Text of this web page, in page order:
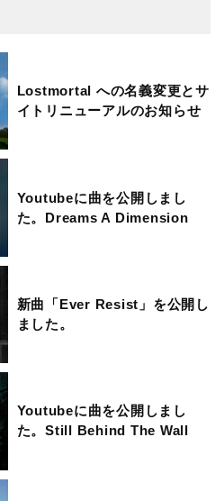
Lostmortal への名義変更とサ
イトリニューアルのお知らせ
Youtubeに曲を公開しまし
た。Dreams A Dimension
新曲「Ever Resist」を公開し
ました。
Youtubeに曲を公開しまし
た。Still Behind The Wall